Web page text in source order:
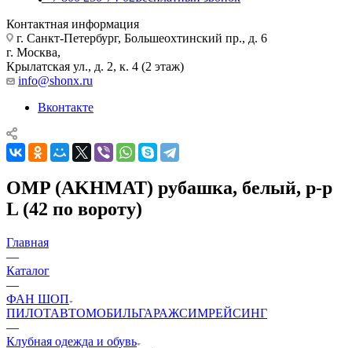
Контактная информация
г. Санкт-Петербург, Большеохтинский пр., д. 6
г. Москва,
Крылатская ул., д. 2, к. 4 (2 этаж)
info@shonx.ru
Вконтакте
OMP (AKHMAT) рубашка, белый, р-р
L (42 по вороту)
Главная
—
Каталог
—
ФАН ШОП
ПИЛОТАВТОМОБИЛЬГАРАЖСИМРЕЙСИНГ
—
Клубная одежда и обувь